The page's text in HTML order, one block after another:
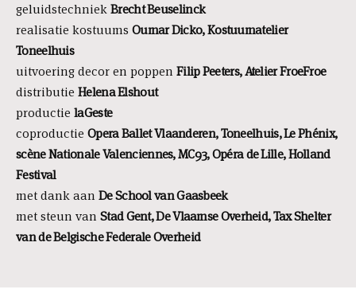
geluidstechniekBrecht Beuselinck
realisatie kostuums Oumar Dicko, Kostuumatelier
Toneelhuis
uitvoering decor en poppen Filip Peeters, Atelier FroeFroe
distributie Helena Elshout
productie laGeste
coproductie Opera Ballet Vlaanderen, Toneelhuis, Le Phénix,
scène Nationale Valenciennes, MC93, Opéra de Lille, Holland
Festival
met dank aan De School van Gaasbeek
met steun van Stad Gent, De Vlaamse Overheid, Tax Shelter
van de Belgische Federale Overheid